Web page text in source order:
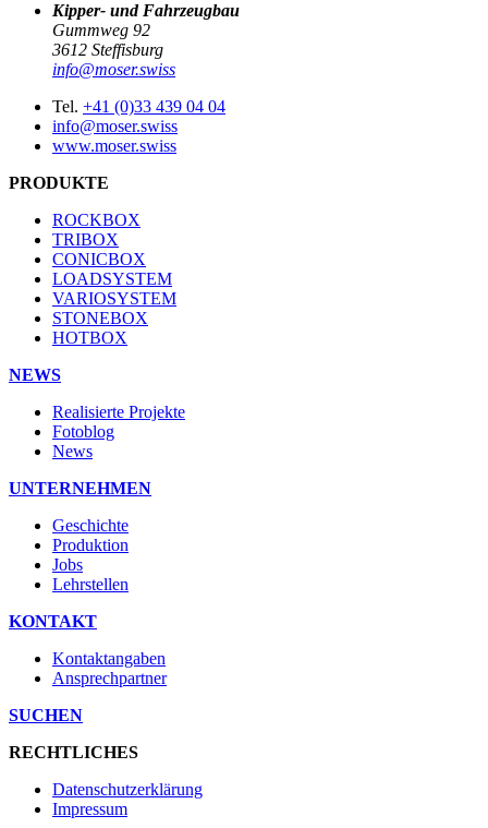
Kipper- und Fahrzeugbau
Gummweg 92
3612 Steffisburg
info@moser.swiss
Tel. +41 (0)33 439 04 04
info@moser.swiss
www.moser.swiss
PRODUKTE
ROCKBOX
TRIBOX
CONICBOX
LOADSYSTEM
VARIOSYSTEM
STONEBOX
HOTBOX
NEWS
Realisierte Projekte
Fotoblog
News
UNTERNEHMEN
Geschichte
Produktion
Jobs
Lehrstellen
KONTAKT
Kontaktangaben
Ansprechpartner
SUCHEN
RECHTLICHES
Datenschutzerklärung
Impressum